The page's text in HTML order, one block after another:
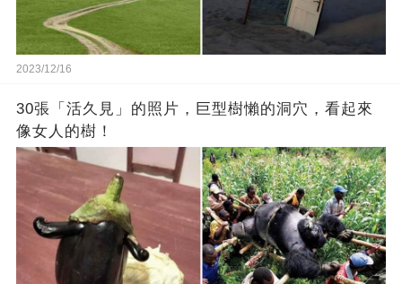
2023/12/16
30張「活久見」的照片，巨型樹懶的洞穴，看起來
像女人的樹！